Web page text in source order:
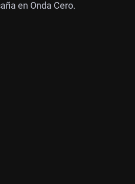
en Onda Cero.